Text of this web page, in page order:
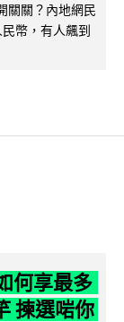
關關？內地網民
幣，有人飆到
何享最多
揀選啱你